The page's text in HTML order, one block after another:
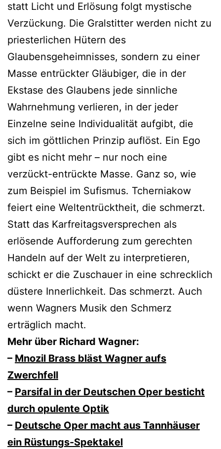
statt Licht und Erlösung folgt mystische
Verzückung. Die Gralstitter werden nicht zu
priesterlichen Hütern des
Glaubensgeheimnisses, sondern zu einer
Masse entrückter Gläubiger, die in der
Ekstase des Glaubens jede sinnliche
Wahrnehmung verlieren, in der jeder
Einzelne seine Individualität aufgibt, die
sich im göttlichen Prinzip auflöst. Ein Ego
gibt es nicht mehr – nur noch eine
verzückt-entrückte Masse. Ganz so, wie
zum Beispiel im Sufismus. Tcherniakow
feiert eine Weltentrücktheit, die schmerzt.
Statt das Karfreitagsversprechen als
erlösende Aufforderung zum gerechten
Handeln auf der Welt zu interpretieren,
schickt er die Zuschauer in eine schrecklich
düstere Innerlichkeit. Das schmerzt. Auch
wenn Wagners Musik den Schmerz
erträglich macht.
Mehr über Richard Wagner:
– Mnozil Brass bläst Wagner aufs
Zwerchfell
– Parsifal in der Deutschen Oper besticht
durch opulente Optik
– Deutsche Oper macht aus Tannhäuser
ein Rüstungs-Spektakel